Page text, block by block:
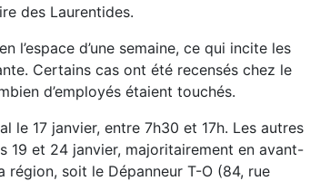
des Laurentides.
l’espace d’une semaine, ce qui incite les
Certains cas ont été recensés chez le
d’employés étaient touchés.
le 17 janvier, entre 7h30 et 17h. Les autres
19 et 24 janvier, majoritairement en avant-
soit le Dépanneur T-O (84, rue